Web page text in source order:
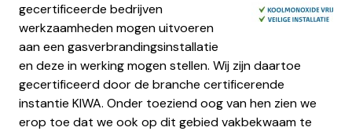
gecertificeerde bedrijven
werkzaamheden mogen uitvoeren
aan een gasverbrandingsinstallatie
en deze in werking mogen stellen. Wij zijn daartoe
gecertificeerd door de branche certificerende
instantie KIWA. Onder toeziend oog van hen zien we
erop toe dat we ook op dit gebied vakbekwaam te